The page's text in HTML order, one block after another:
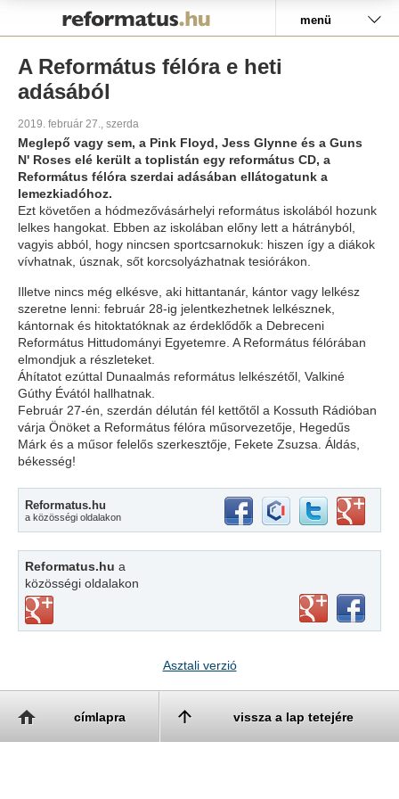
menü
A Református félóra e heti
adásából
2019. február 27., szerda
Meglepő vagy sem, a Pink Floyd, Jess Glynne és a Guns
N' Roses elé került a toplistán egy református CD, a
Református félóra szerdai adásában ellátogatunk a
lemezkiadóhoz.
Ezt követően a hódmezővásárhelyi református iskolából hozunk
lelkes hangokat. Ebben az iskolában előny lett a hátrányból,
vagyis abból, hogy nincsen sportcsarnokuk: hiszen így a diákok
vívhatnak, úsznak, sőt korcsolyázhatnak tesiórákon.
Illetve nincs még elkésve, aki hittantanár, kántor vagy lelkész
szeretne lenni: február 28-ig jelentkezhetnek lelkésznek,
kántornak és hitoktatóknak az érdeklődők a Debreceni
Református Hittudományi Egyetemre. A Református félórában
elmondjuk a részleteket.
Áhítatot ezúttal Dunaalmás református lelkészétől, Valkiné
Gúthy Évától hallhatnak.
Február 27-én, szerdán délután fél kettőtől a Kossuth Rádióban
várja Önöket a Református félóra műsorvezetője, Hegedűs
Márk és a műsor felelős szerkesztője, Fekete Zsuzsa. Áldás,
békesség!
Reformatus.hu
a közösségi oldalakon
Reformatus.hu a
közösségi oldalakon
Asztali verzió
címlapra vissza a lap tetejére